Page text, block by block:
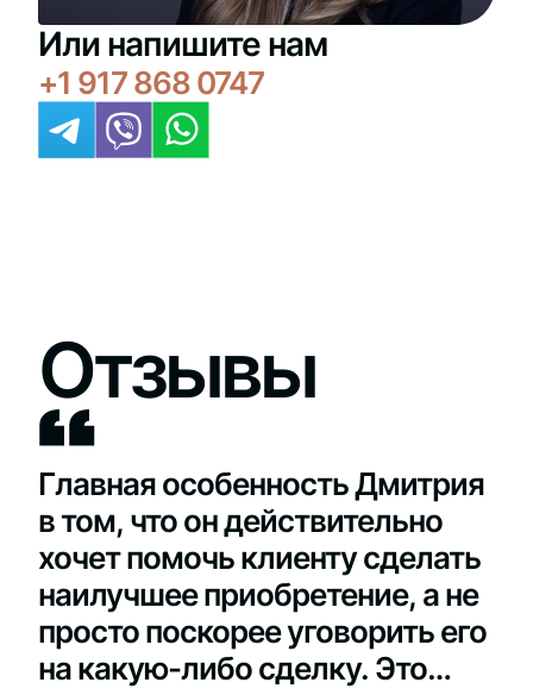
Или напишите нам
+1 917 868 0747
Отзывы
Главная особенность Дмитрия
в том, что он действительно
хочет помочь клиенту сделать
наилучшее приобретение, а не
просто поскорее уговорить его
на какую-либо сделку. Это